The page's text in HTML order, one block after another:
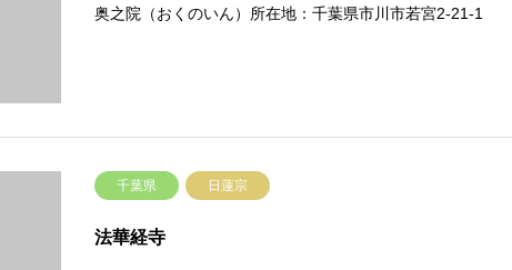
奥之院（おくのいん）所在地：千葉県市川市若宮2-21-1
千葉県 日蓮宗
法華経寺